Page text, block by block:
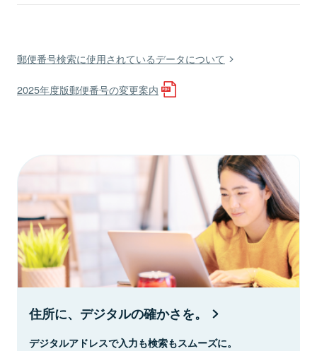
郵便番号検索に使用されているデータについて
2025年度版郵便番号の変更案内
住所に、デジタルの確かさを。
デジタルアドレスで入力も検索もスムーズに。